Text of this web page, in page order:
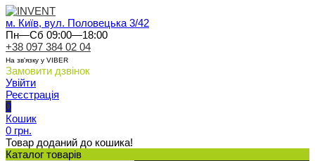
м. Київ, вул. Половецька 3/42
Пн—Сб 09:00—18:00
+38 097 384 02 04
На зв'язку у VIBER
Замовити дзвінок
Увійти
Реєстрація
0
Кошик
0 грн.
Товар доданий до кошика!
Каталог товарів